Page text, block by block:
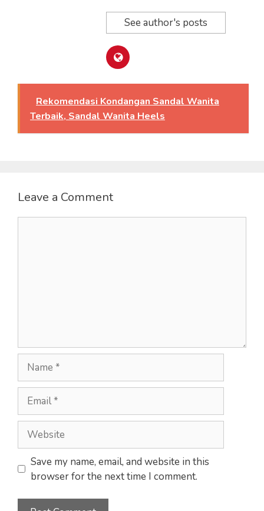
See author's posts
Rekomendasi Kondangan Sandal Wanita
Terbaik, Sandal Wanita Heels
Leave a Comment
Name
Email
Website
Save my name, email, and website in this
browser for the next time I comment.